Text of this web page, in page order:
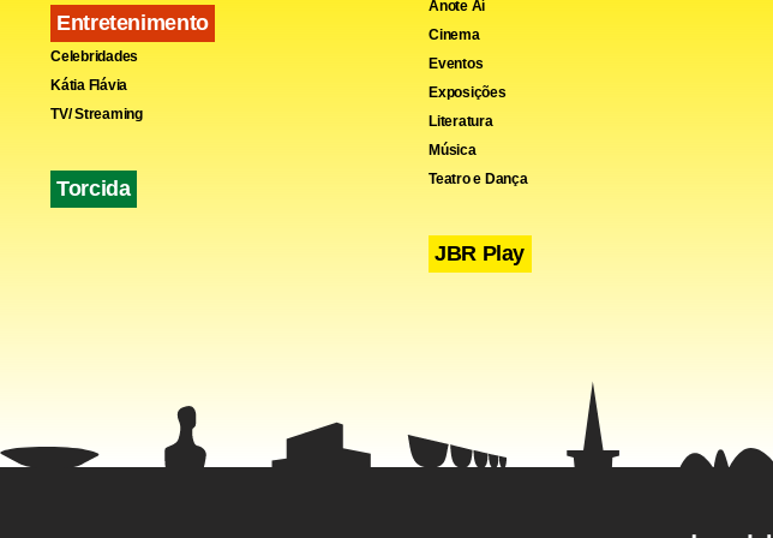
Entretenimento
Celebridades
Kátia Flávia
TV/ Streaming
Torcida
Anote Aí
Cinema
Eventos
Exposições
Literatura
Música
Teatro e Dança
JBR Play